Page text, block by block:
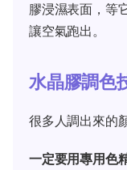
膠浸濕表面，等
讓空氣跑出。
水晶膠調色
很多人調出來的
一定要用專用色